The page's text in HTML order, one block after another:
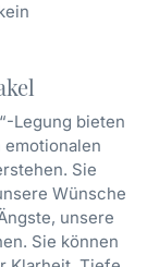
Legung bieten
Sie
Wünsche
unsere
Sie können